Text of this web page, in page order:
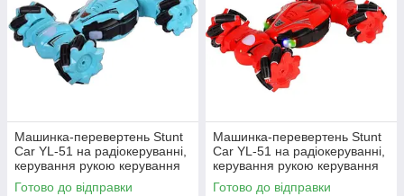
Машинка-перевертень Stunt
Car YL-51 на радіокеруванні,
керування рукою керування
жестами Бірюзовий
Готово до відправки
Машинка-перевертень Stunt
Car YL-51 на радіокеруванні,
керування рукою керування
жестами RED
Готово до відправки